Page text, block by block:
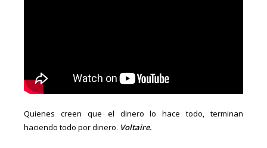
Quienes creen que el dinero lo hace todo, terminan
haciendo todo por dinero. Voltaire.